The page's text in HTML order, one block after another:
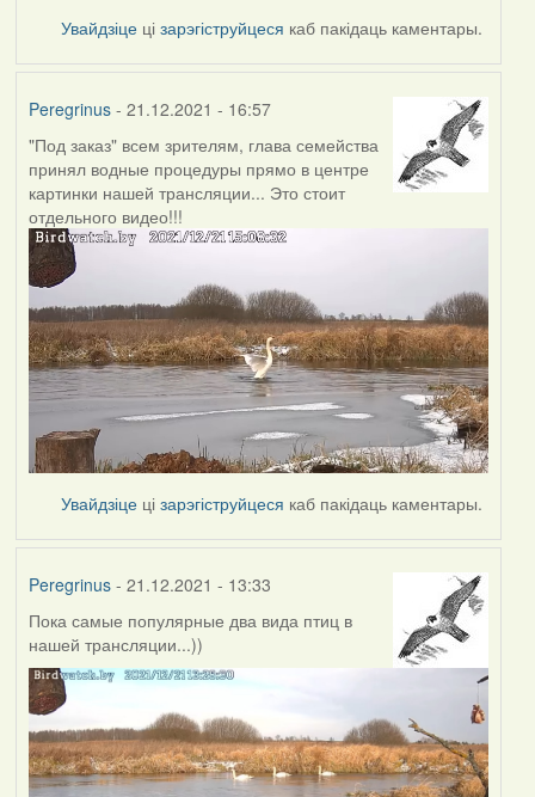
Увайдзіце цізарэгіструйцеся каб пакідаць каментары.
Peregrinus- 21.12.2021 - 16:57
"Под заказ" всем зрителям, глава семейства
принял водные процедуры прямо в центре
картинки нашей трансляции... Это стоит
отдельного видео!!!
Увайдзіце цізарэгіструйцеся каб пакідаць каментары.
Peregrinus- 21.12.2021 - 13:33
Пока самые популярные два вида птиц в
нашей трансляции...))